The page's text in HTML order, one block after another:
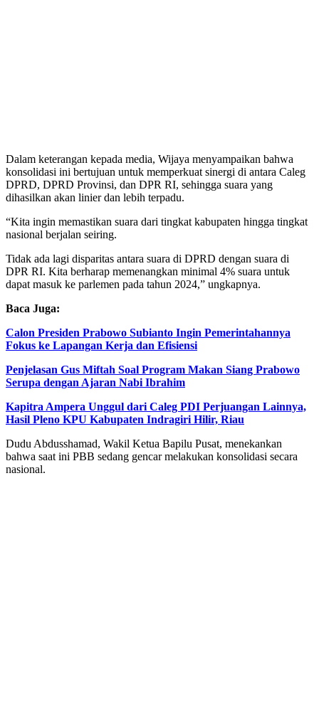
Dalam keterangan kepada media, Wijaya menyampaikan bahwa
konsolidasi ini bertujuan untuk memperkuat sinergi di antara Caleg
DPRD, DPRD Provinsi, dan DPR RI, sehingga suara yang
dihasilkan akan linier dan lebih terpadu.
“Kita ingin memastikan suara dari tingkat kabupaten hingga tingkat
nasional berjalan seiring.
Tidak ada lagi disparitas antara suara di DPRD dengan suara di
DPR RI. Kita berharap memenangkan minimal 4% suara untuk
dapat masuk ke parlemen pada tahun 2024,” ungkapnya.
Baca Juga:
Calon Presiden Prabowo Subianto Ingin Pemerintahannya
Fokus ke Lapangan Kerja dan Efisiensi
Penjelasan Gus Miftah Soal Program Makan Siang Prabowo
Serupa dengan Ajaran Nabi Ibrahim
Kapitra Ampera Unggul dari Caleg PDI Perjuangan Lainnya,
Hasil Pleno KPU Kabupaten Indragiri Hilir, Riau
Dudu Abdusshamad, Wakil Ketua Bapilu Pusat, menekankan
bahwa saat ini PBB sedang gencar melakukan konsolidasi secara
nasional.